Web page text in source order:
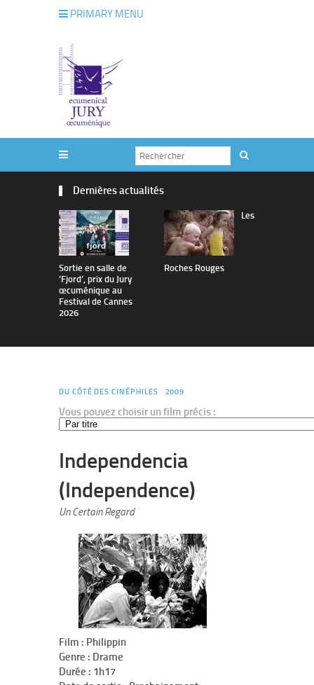
PRIMARY MENU
Dernières actualités
Sortie en salle de
’Fjord’, prix du Jury
œcuménique au
Festival de Cannes
2026
Les
Roches Rouges
DU CÔTÉ DES CINÉPHILES 2009
Vous pouvez choisir un film précis :
Independencia
(Independence)
Un Certain Regard
Film : Philippin
Genre : Drame
Durée : 1h17